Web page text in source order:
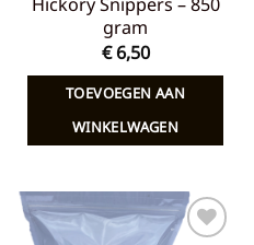
gram
€6,50
TOEVOEGEN AAN
WINKELWAGEN